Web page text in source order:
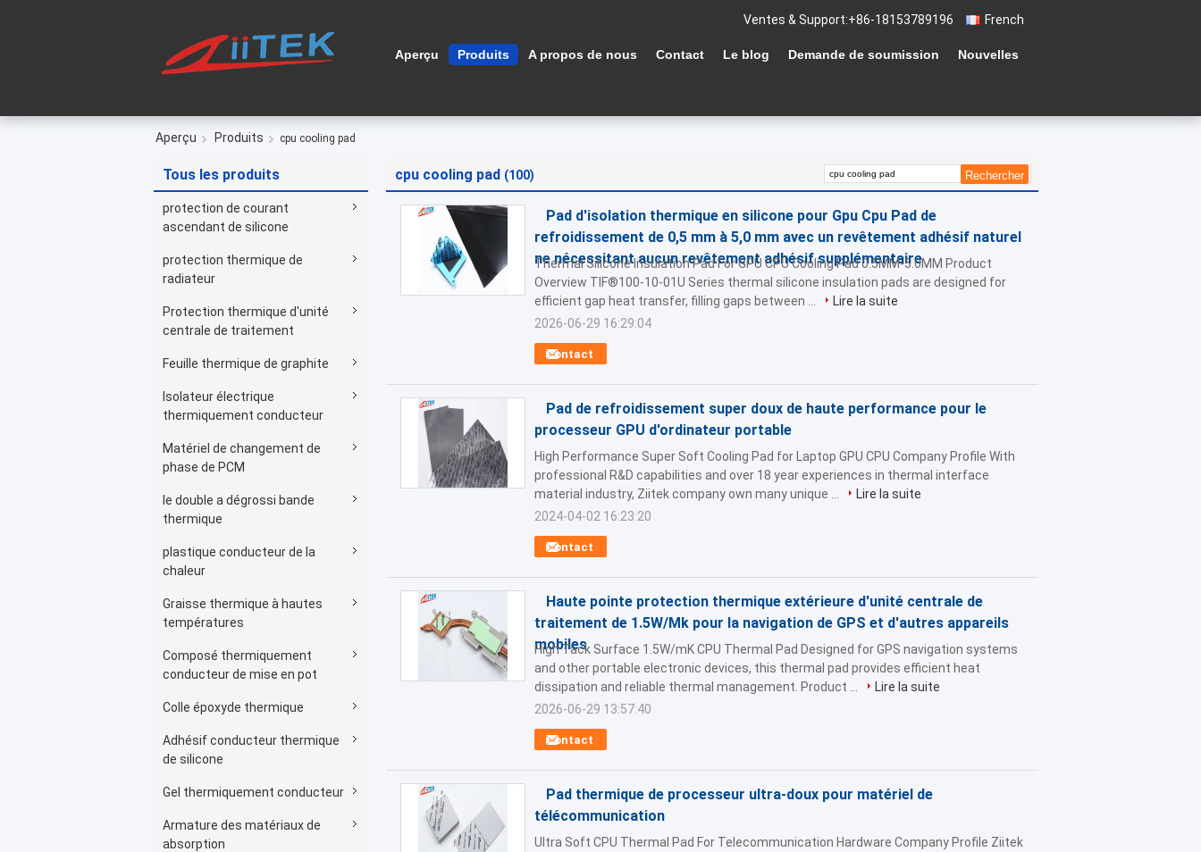
French
Ventes & Support:+86-18153789196
Aperçu Produits A propos de nous Contact Le blog Demande de soumission Nouvelles
Aperçu Produits cpu cooling pad
Tous les produits
protection de courant
ascendant de silicone
protection thermique de
radiateur
Protection thermique d'unité
centrale de traitement
Feuille thermique de graphite
Isolateur électrique
thermiquement conducteur
Matériel de changement de
phase de PCM
le double a dégrossi bande
thermique
plastique conducteur de la
chaleur
Graisse thermique à hautes
températures
Composé thermiquement
conducteur de mise en pot
Colle époxyde thermique
Adhésif conducteur thermique
de silicone
Gel thermiquement conducteur
Armature des matériaux de
absorption
cpu cooling pad (100)
Pad d'isolation thermique en silicone pour Gpu Cpu Pad de
refroidissement de 0,5 mm à 5,0 mm avec un revêtement adhésif naturel
ne nécessitant aucun revêtement adhésif supplémentaire
Contact
Thermal Silicone Insulation Pad For GPU CPU Cooling Pad 0.5MM-5.0MM Product
Overview TIF®100-10-01U Series thermal silicone insulation pads are designed for
efficient gap heat transfer, filling gaps between ...
Lire la suite
2026-06-29 16:29:04
Pad de refroidissement super doux de haute performance pour le
processeur GPU d'ordinateur portable
Contact
High Performance Super Soft Cooling Pad for Laptop GPU CPU Company Profile With
professional R&D capabilities and over 18 year experiences in thermal interface
material industry, Ziitek company own many unique ...
Lire la suite
2024-04-02 16:23:20
Haute pointe protection thermique extérieure d'unité centrale de
traitement de 1.5W/Mk pour la navigation de GPS et d'autres appareils
mobiles
Contact
High Tack Surface 1.5W/mK CPU Thermal Pad Designed for GPS navigation systems
and other portable electronic devices, this thermal pad provides efficient heat
dissipation and reliable thermal management. Product ...
Lire la suite
2026-06-29 13:57:40
Pad thermique de processeur ultra-doux pour matériel de
télécommunication
Ultra Soft CPU Thermal Pad For Telecommunication Hardware Company Profile Ziitek